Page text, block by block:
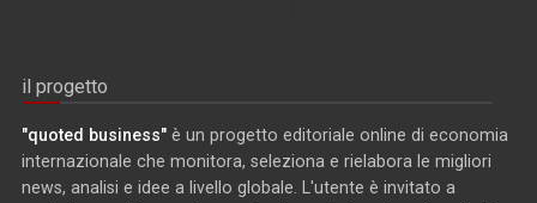
il progetto
"quoted business" è un progetto editoriale online di economia
internazionale che monitora, seleziona e rielabora le migliori
news, analisi e idee a livello globale. L'utente è invitato a